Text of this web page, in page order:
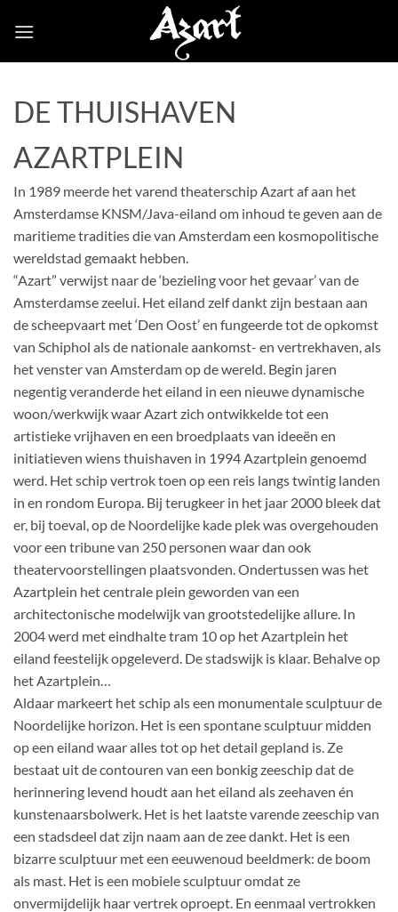
DE THUISHAVEN
AZARTPLEIN
In 1989 meerde het varend theaterschip Azart af aan het
Amsterdamse KNSM/Java-eiland om inhoud te geven aan de
maritieme tradities die van Amsterdam een kosmopolitische
wereldstad gemaakt hebben.
“Azart” verwijst naar de ‘bezieling voor het gevaar’ van de
Amsterdamse zeelui. Het eiland zelf dankt zijn bestaan aan
de scheepvaart met ‘Den Oost’ en fungeerde tot de opkomst
van Schiphol als de nationale aankomst- en vertrekhaven, als
het venster van Amsterdam op de wereld. Begin jaren
negentig veranderde het eiland in een nieuwe dynamische
woon/werkwijk waar Azart zich ontwikkelde tot een
artistieke vrijhaven en een broedplaats van ideeën en
initiatieven wiens thuishaven in 1994 Azartplein genoemd
werd. Het schip vertrok toen op een reis langs twintig landen
in en rondom Europa. Bij terugkeer in het jaar 2000 bleek dat
er, bij toeval, op de Noordelijke kade plek was overgehouden
voor een tribune van 250 personen waar dan ook
theatervoorstellingen plaatsvonden. Ondertussen was het
Azartplein het centrale plein geworden van een
architectonische modelwijk van grootstedelijke allure. In
2004 werd met eindhalte tram 10 op het Azartplein het
eiland feestelijk opgeleverd. De stadswijk is klaar. Behalve op
het Azartplein…
Aldaar markeert het schip als een monumentale sculptuur de
Noordelijke horizon. Het is een spontane sculptuur midden
op een eiland waar alles tot op het detail gepland is. Ze
bestaat uit de contouren van een bonkig zeeschip dat de
herinnering levend houdt aan het eiland als zeehaven én
kunstenaarsbolwerk. Het is het laatste varende zeeschip van
een stadsdeel dat zijn naam aan de zee dankt. Het is een
bizarre sculptuur met een eeuwenoud beeldmerk: de boom
als mast. Het is een mobiele sculptuur omdat ze
onvermijdelijk haar vertrek oproept. En eenmaal vertrokken